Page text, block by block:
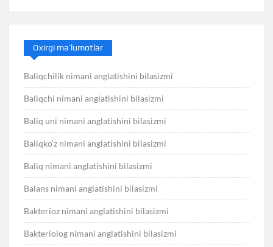
Oxirgi ma’lumotlar
Baliqchilik nimani anglatishini bilasizmi
Baliqchi nimani anglatishini bilasizmi
Baliq uni nimani anglatishini bilasizmi
Baliqko’z nimani anglatishini bilasizmi
Baliq nimani anglatishini bilasizmi
Balans nimani anglatishini bilasizmi
Bakterioz nimani anglatishini bilasizmi
Bakteriolog nimani anglatishini bilasizmi